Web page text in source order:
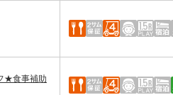
★食事補助